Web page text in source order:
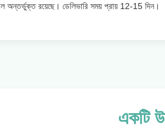
অন্তর্ভুক্ত রয়েছে। ডেলিভারি সময় প্রায় 12-15 দিন।
একটি